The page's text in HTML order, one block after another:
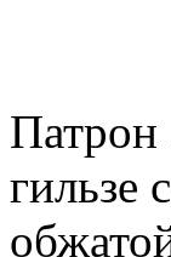
Патрон
гильзе